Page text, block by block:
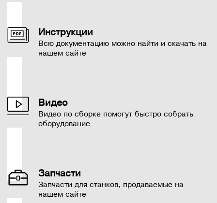
Инструкции
Всю документацию можно найти и скачать на
нашем сайте
Видео
Видео по сборке помогут быстро собрать
оборудование
Запчасти
Запчасти для станков, продаваемые на
нашем сайте